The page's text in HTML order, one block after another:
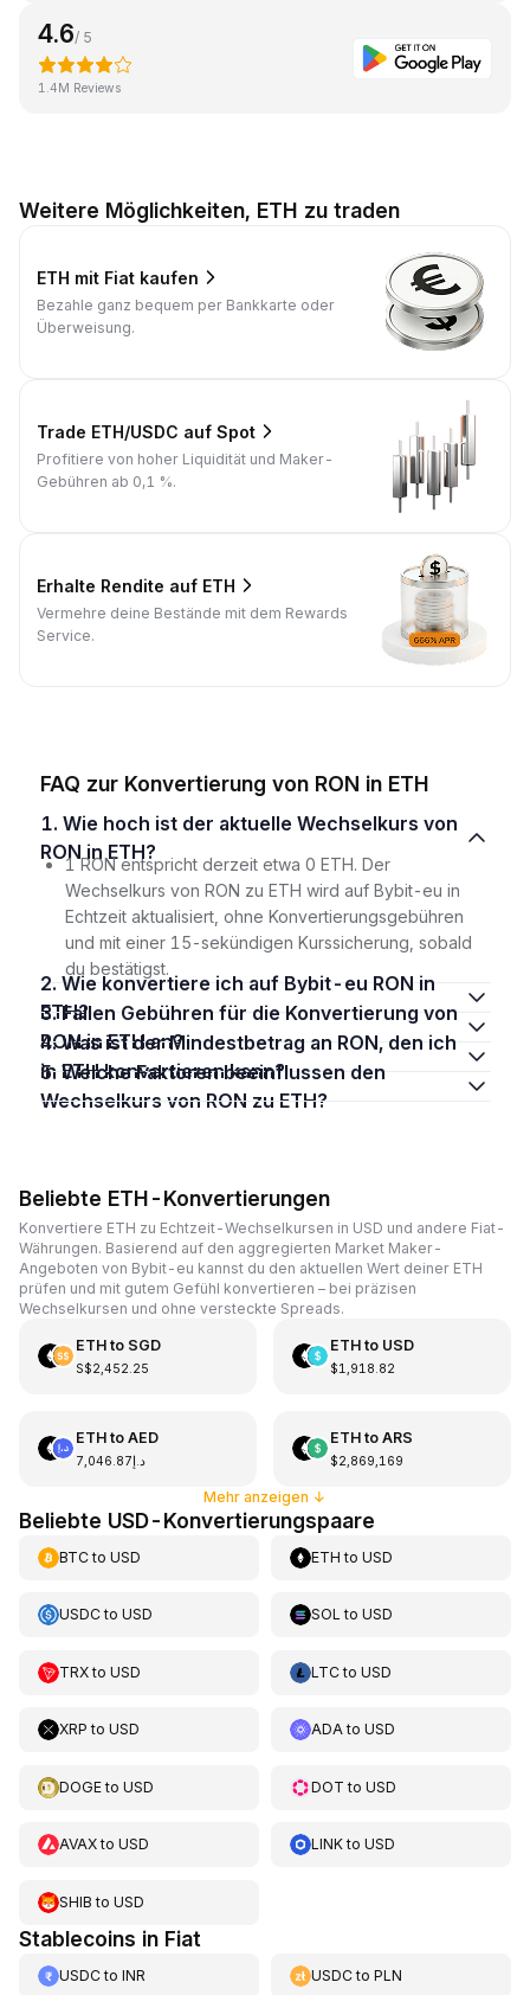
4.6/ 5
1.4M Reviews
Weitere Möglichkeiten, ETH zu traden
ETH mit Fiat kaufen
Bezahle ganz bequem per Bankkarte oder
Überweisung.
Trade ETH/USDC auf Spot
Profitiere von hoher Liquidität und Maker-
Gebühren ab 0,1 %.
Erhalte Rendite auf ETH
Vermehre deine Bestände mit dem Rewards
Service.
FAQ zur Konvertierung von RON in ETH
1. Wie hoch ist der aktuelle Wechselkurs von
RON in ETH?
1 RON entspricht derzeit etwa 0 ETH. Der
Wechselkurs von RON zu ETH wird auf Bybit-eu in
Echtzeit aktualisiert, ohne Konvertierungsgebühren
und mit einer 15-sekündigen Kurssicherung, sobald
du bestätigst.
2. Wie konvertiere ich auf Bybit-eu RON in
ETH?
3. Fallen Gebühren für die Konvertierung von
RON in ETH an?
4. Was ist der Mindestbetrag an RON, den ich
in ETH konvertieren kann?
5. Welche Faktoren beeinflussen den
Wechselkurs von RON zu ETH?
Beliebte ETH-Konvertierungen
Konvertiere ETH zu Echtzeit-Wechselkursen in USD und andere Fiat-
Währungen. Basierend auf den aggregierten Market Maker-
Angeboten von Bybit-eu kannst du den aktuellen Wert deiner ETH
prüfen und mit gutem Gefühl konvertieren – bei präzisen
Wechselkursen und ohne versteckte Spreads.
ETHto SGD
S$2,452.25
ETHto USD
$1,918.82
ETHto AED
د.إ7,046.87
ETHto ARS
$2,869,169
Mehr anzeigen ↓
Beliebte USD-Konvertierungspaare
BTCto USD ETH toUSD
USDCto USD SOL toUSD
TRXto USD LTCtoUSD
XRP to USD ADAtoUSD
DOGEto USD DOT toUSD
AVAXto USD LINKtoUSD
SHIB to USD
Stablecoins in Fiat
USDCto INR USDCtoPLN